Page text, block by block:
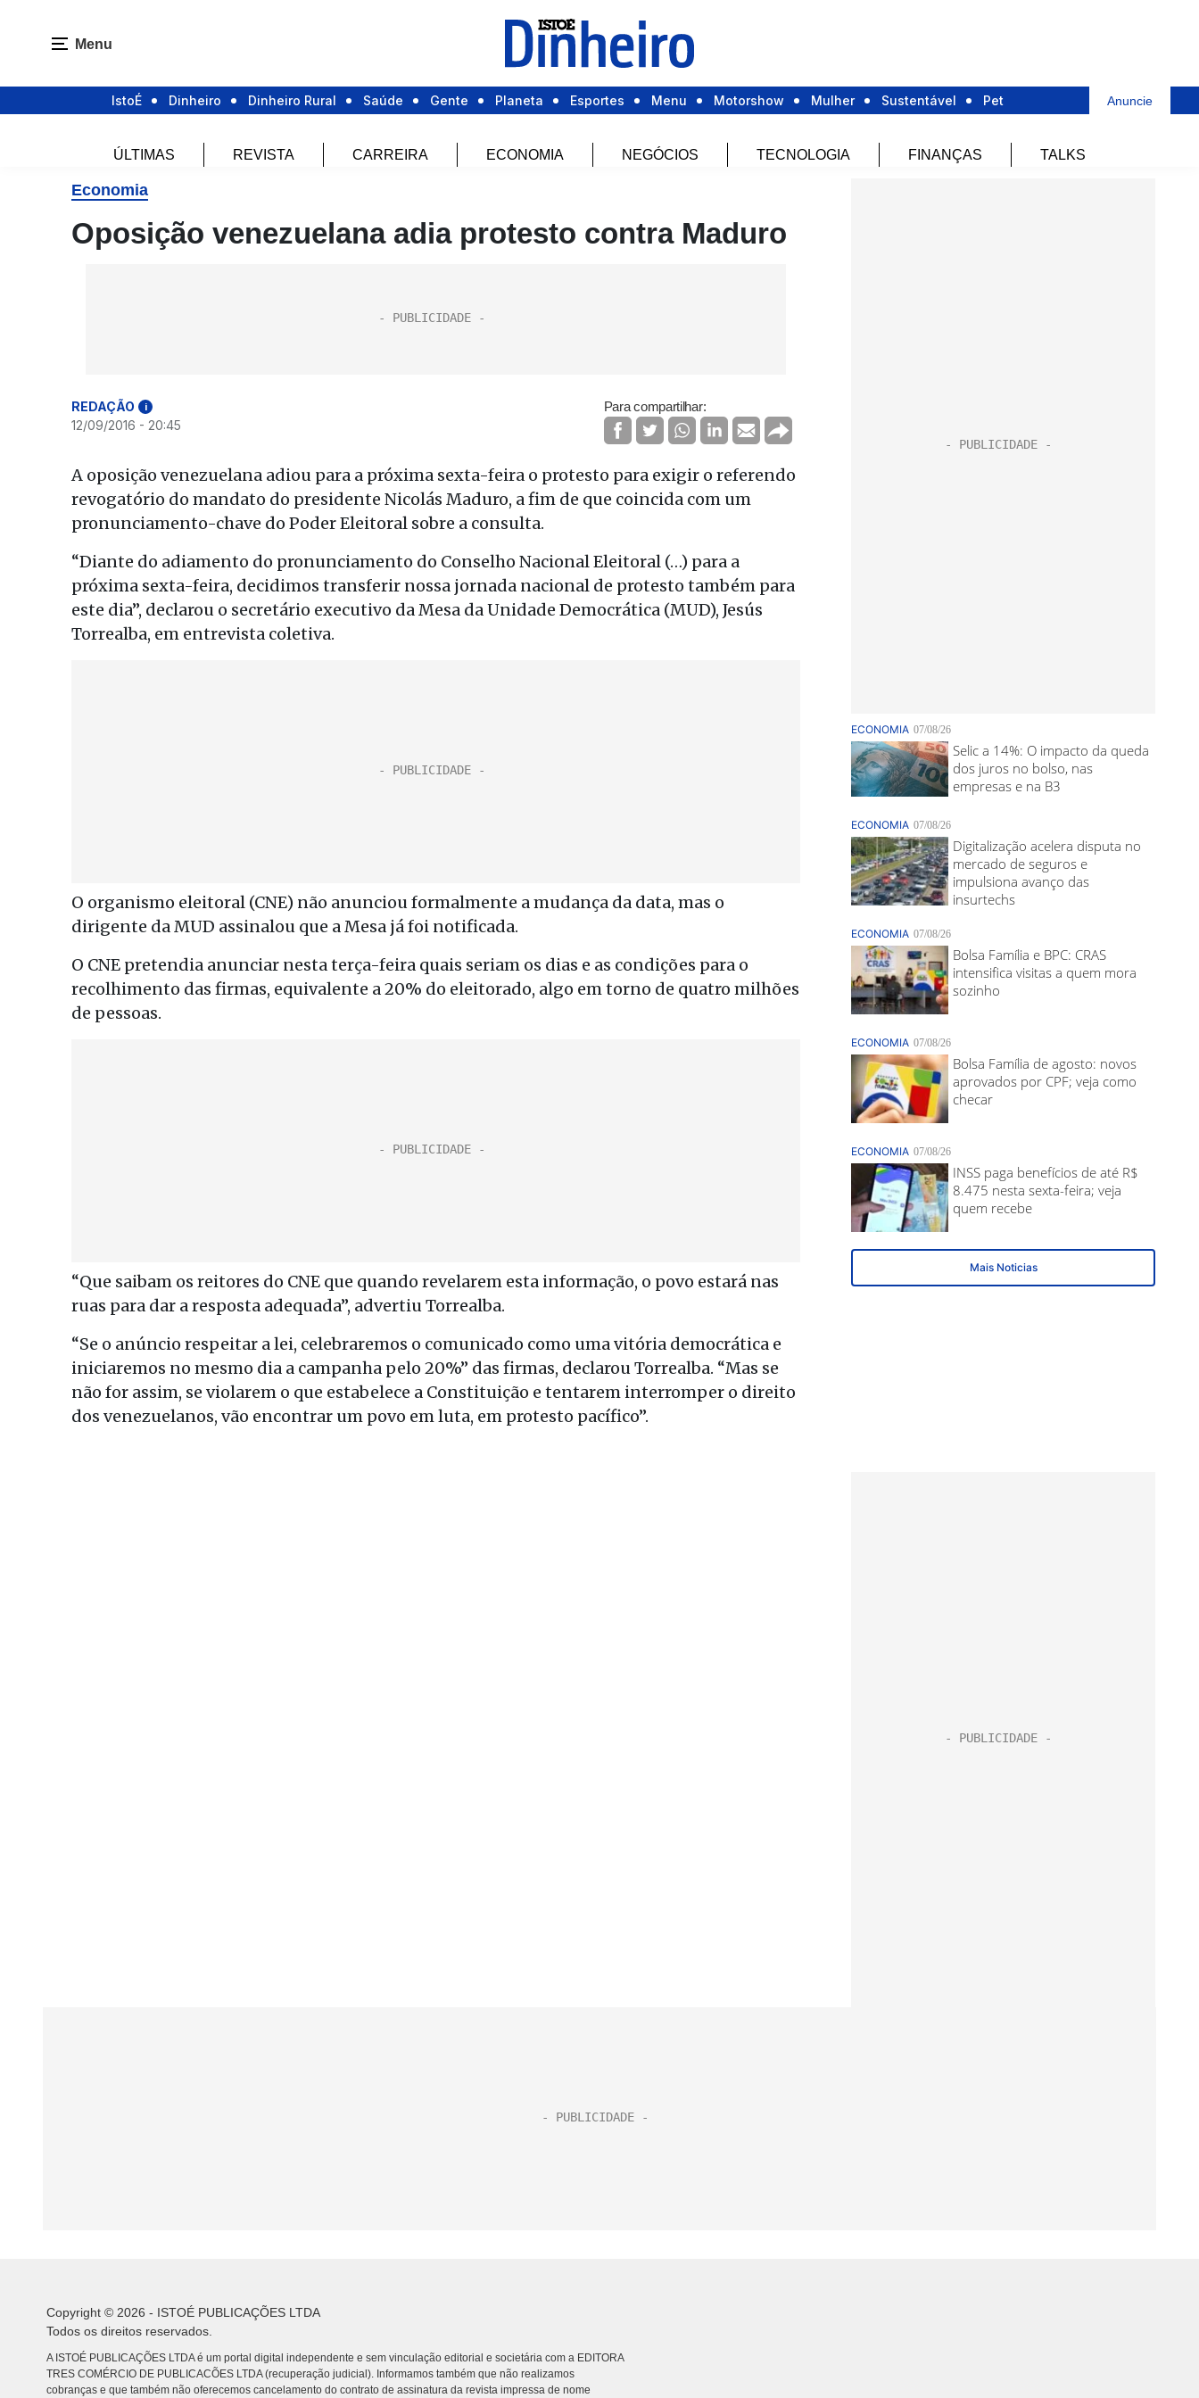
Menu
IstoÉ Dinheiro Dinheiro Rural Saúde Gente Planeta Esportes Menu Motorshow Mulher Sustentável Pet Anuncie
ÚLTIMAS REVISTA CARREIRA ECONOMIA NEGÓCIOS TECNOLOGIA FINANÇAS TALKS
Economia
Oposição venezuelana adia protesto contra Maduro
REDAÇÃO i
12/09/2016 - 20:45
Para compartilhar:
A oposição venezuelana adiou para a próxima sexta-feira o protesto para exigir o referendo
revogatório do mandato do presidente Nicolás Maduro, a fim de que coincida com um
pronunciamento-chave do Poder Eleitoral sobre a consulta.
“Diante do adiamento do pronunciamento do Conselho Nacional Eleitoral (…) para a
próxima sexta-feira, decidimos transferir nossa jornada nacional de protesto também para
este dia”, declarou o secretário executivo da Mesa da Unidade Democrática (MUD), Jesús
Torrealba, em entrevista coletiva.
O organismo eleitoral (CNE) não anunciou formalmente a mudança da data, mas o
dirigente da MUD assinalou que a Mesa já foi notificada.
O CNE pretendia anunciar nesta terça-feira quais seriam os dias e as condições para o
recolhimento das firmas, equivalente a 20% do eleitorado, algo em torno de quatro milhões
de pessoas.
“Que saibam os reitores do CNE que quando revelarem esta informação, o povo estará nas
ruas para dar a resposta adequada”, advertiu Torrealba.
“Se o anúncio respeitar a lei, celebraremos o comunicado como uma vitória democrática e
iniciaremos no mesmo dia a campanha pelo 20%” das firmas, declarou Torrealba. “Mas se
não for assim, se violarem o que estabelece a Constituição e tentarem interromper o direito
dos venezuelanos, vão encontrar um povo em luta, em protesto pacífico”.
Copyright © 2026 - ISTOÉ PUBLICAÇÕES LTDA
Todos os direitos reservados.
A ISTOÉ PUBLICAÇÕES LTDA é um portal digital independente e sem vinculação editorial e societária com a EDITORA
TRES COMÉRCIO DE PUBLICACÕES LTDA (recuperação judicial). Informamos também que não realizamos
cobranças e que também não oferecemos cancelamento do contrato de assinatura da revista impressa de nome